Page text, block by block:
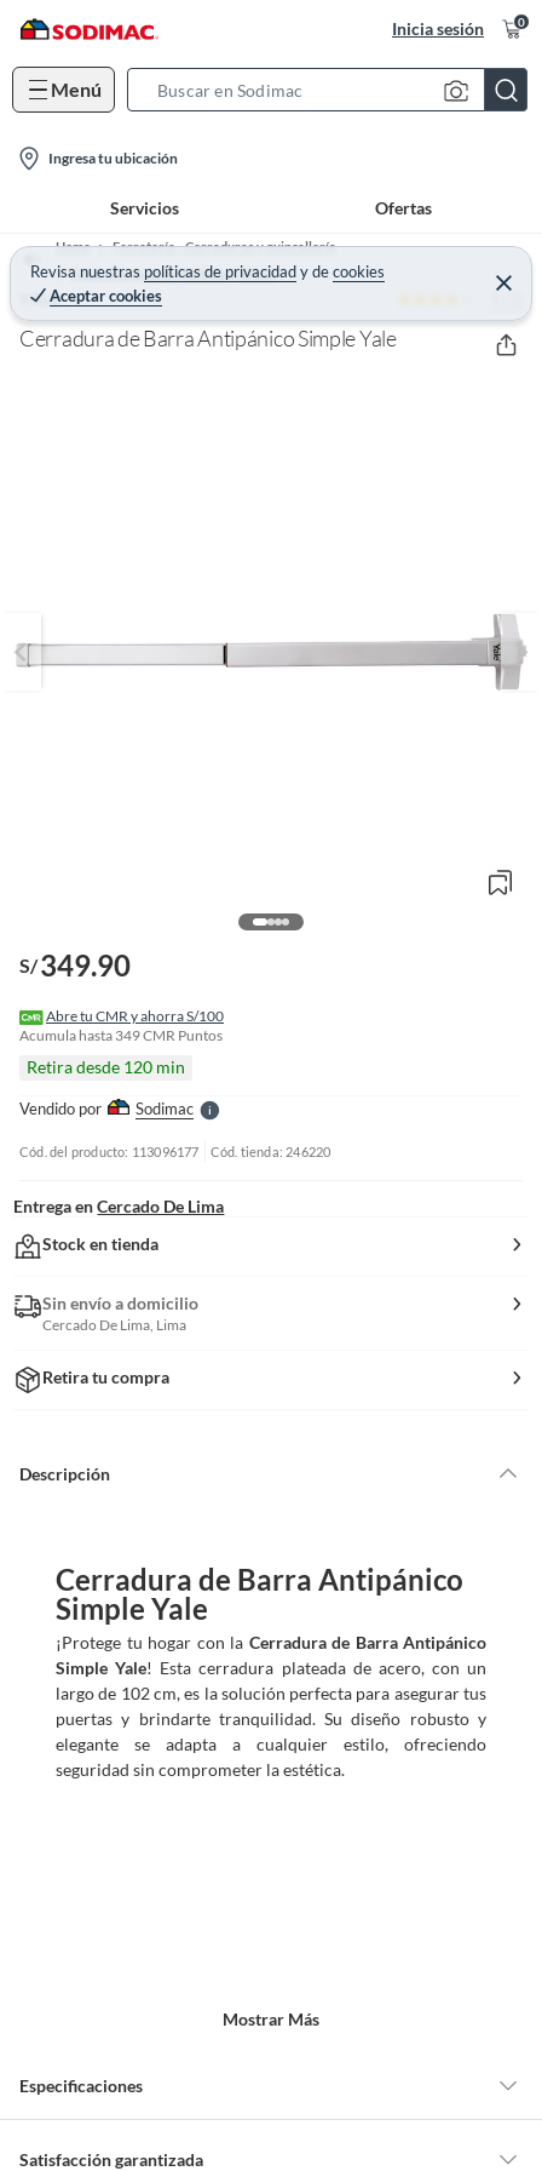
Inicia sesión 0
Menú
h
B
r
a
o
Ingresa tu ubicación
Servicios Ofertas
Revisa nuestras políticas de privacidadydecookies
Aceptar cookies
C
e
r
a
r
Home
Ferretería - Cerraduras y quincallería
Quincallería para Muebles y Closet
YALE 4 (1)
Cerradura de Barra Antipánico Simple Yale
S/349.90
Abre tu CMR y ahorra S/100
Acumula hasta 349CMR Puntos
Retira desde 120 min
Vendido por SodimacS
e
r
Cód. del producto: 113096177 Cód. tienda: 246220
Entrega en Cercado De Lima
Stock en tienda
Sin envío a domicilio
Cercado De Lima, Lima
Retira tu compra
Descripción
Cerradura de Barra Antipánico
Simple Yale
¡Protege tu hogar con la Cerradura de Barra Antipánico
Simple Yale! Esta cerradura plateada de acero, con un
largo de 102 cm, es la solución perfecta para asegurar tus
puertas y brindarte tranquilidad. Su diseño robusto y
elegante se adapta a cualquier estilo, ofreciendo
seguridad sin comprometer la estética.
Mostrar Más
Especificaciones
Detalle de la garantía
Satisfacción garantizada